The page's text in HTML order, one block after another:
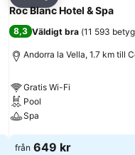
Roc Blanc Hotel & Spa
8,3 Väldigt bra (11 593 betyg
Andorra la Vella, 1.7 km till
Gratis Wi-Fi
Pool
Spa
Se priser
från 649 kr